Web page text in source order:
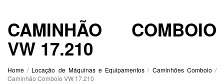
CAMINHÃO COMBOIO
VW 17.210
Home / Locação de Máquinas e Equipamentos / Caminhões Comboio /
Caminhão Comboio VW 17.210